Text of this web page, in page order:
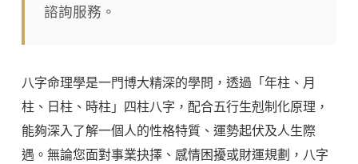
諮詢服務。
八字命理學是一門博大精深的學問，透過「年柱、月
柱、日柱、時柱」四柱八字，配合五行生剋制化原理，
能夠深入了解一個人的性格特質、運勢起伏及人生際
遇。無論您面對事業抉擇、感情困擾或財運規劃，八字